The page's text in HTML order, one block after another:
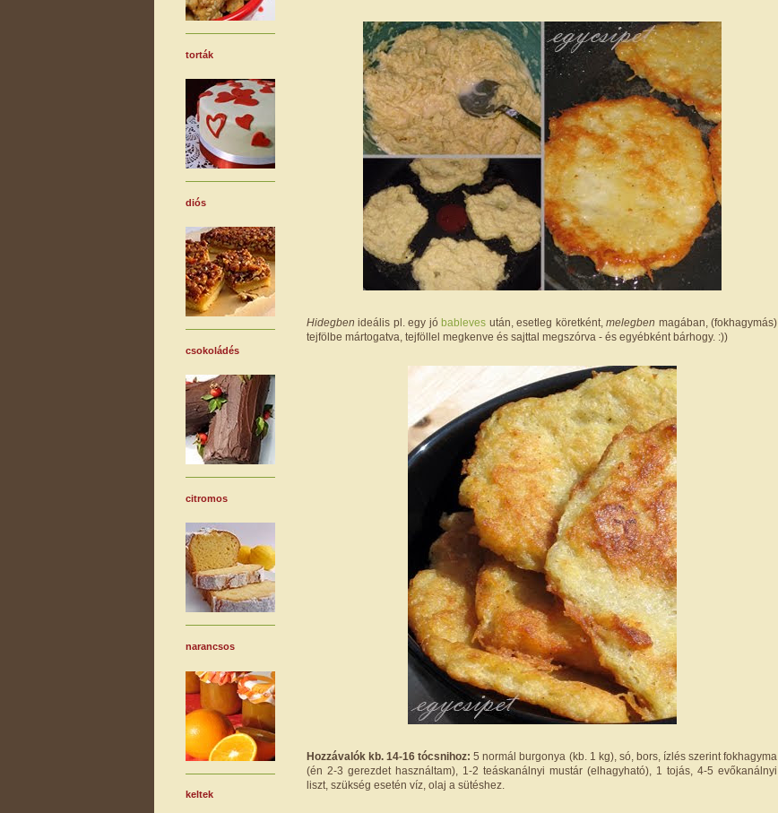
Hidegbenideális pl. egy jóbableves után, esetleg köretként,melegben magában, (fokhagymás)
tejfölbe mártogatva, tejföllel megkenve és sajttal megszórva - és egyébként bárhogy. :))
Hozzávalók kb. 14-16 tócsnihoz: 5 normál burgonya (kb. 1 kg), só, bors, ízlés szerint fokhagyma
(én 2-3 gerezdet használtam), 1-2 teáskanálnyi mustár (elhagyható), 1 tojás, 4-5 evőkanálnyi
liszt, szükség esetén víz, olaj a sütéshez.
torták
diós
csokoládés
citromos
narancsos
keltek